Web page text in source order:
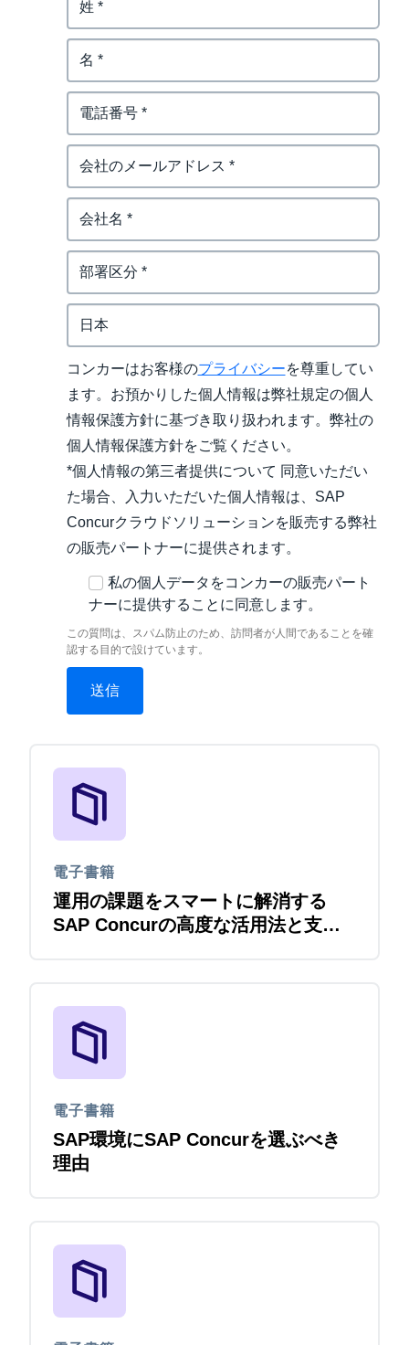
コンカーはお客様のプライバシーを尊重してい
ます。お預かりした個人情報は弊社規定の個人
情報保護方針に基づき取り扱われます。弊社の
個人情報保護方針をご覧ください。
*個人情報の第三者提供について 同意いただい
た場合、入力いただいた個人情報は、SAP
Concurクラウドソリューションを販売する弊社
の販売パートナーに提供されます。
私の個人データをコンカーの販売パート
ナーに提供することに同意します。
この質問は、スパム防止のため、訪問者が人間であることを確
認する目的で設けています。
電子書籍
運用の課題をスマートに解消する
SAP Concurの高度な活用法と支援
電子書籍
SAP環境にSAP Concurを選ぶべき
理由